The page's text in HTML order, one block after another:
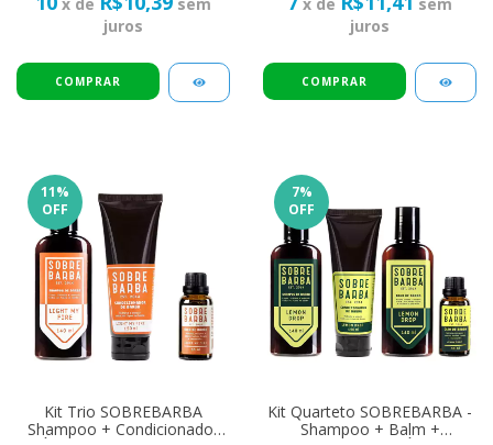
juros
juros
11%
OFF
Kit Trio SOBREBARBA
Shampoo + Condicionador
7%
OFF
Kit Quarteto SOBREBARBA -
Shampoo + Balm +